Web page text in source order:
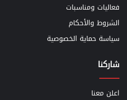
فعاليات ومناسبات
الشروط والأحكام
سياسة حماية الخصوصية
شاركنا
اعلن معنا